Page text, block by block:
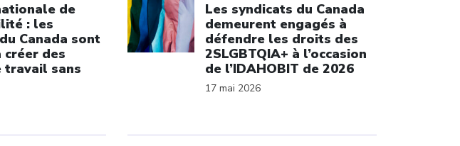
de
: les
Canada sont
créer des
travail sans
Les syndicats du Canada
demeurent engagés à
défendre les droits des
2SLGBTQIA+ à l’occasion
de l’IDAHOBIT de 2026
17 mai 2026